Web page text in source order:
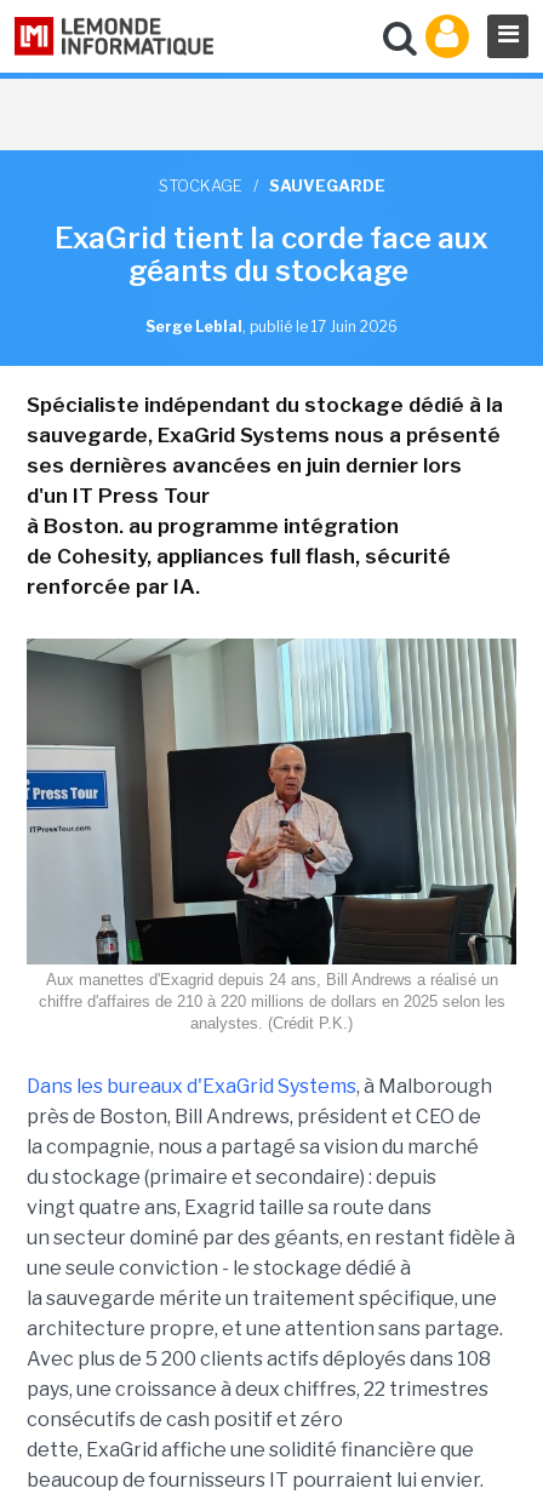
STOCKAGE / SAUVEGARDE
ExaGrid tient la corde face aux
géants du stockage
Serge Leblal , publié le 17 Juin 2026
Spécialiste indépendant du stockage dédié à la
sauvegarde, ExaGrid Systems nous a présenté
ses dernières avancées en juin dernier lors
d'un IT Press Tour
à Boston. au programme intégration
de Cohesity, appliances full flash, sécurité
renforcée par IA.
Aux manettes d'Exagrid depuis 24 ans, Bill Andrews a réalisé un
chiffre d'affaires de 210 à 220 millions de dollars en 2025 selon les
analystes. (Crédit P.K.)
Dans les bureaux d'ExaGrid Systems, à Malborough
près de Boston, Bill Andrews, président et CEO de
la compagnie, nous a partagé sa vision du marché
du stockage (primaire et secondaire) : depuis
vingt quatre ans, Exagrid taille sa route dans
un secteur dominé par des géants, en restant fidèle à
une seule conviction - le stockage dédié à
la sauvegarde mérite un traitement spécifique, une
architecture propre, et une attention sans partage.
Avec plus de 5 200 clients actifs déployés dans 108
pays, une croissance à deux chiffres, 22 trimestres
consécutifs de cash positif et zéro
dette, ExaGrid affiche une solidité financière que
beaucoup de fournisseurs IT pourraient lui envier.